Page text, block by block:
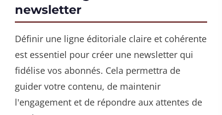
newsletter
Définir une ligne éditoriale claire et cohérente
est essentiel pour créer une newsletter qui
fidélise vos abonnés. Cela permettra de
guider votre contenu, de maintenir
l'engagement et de répondre aux attentes de